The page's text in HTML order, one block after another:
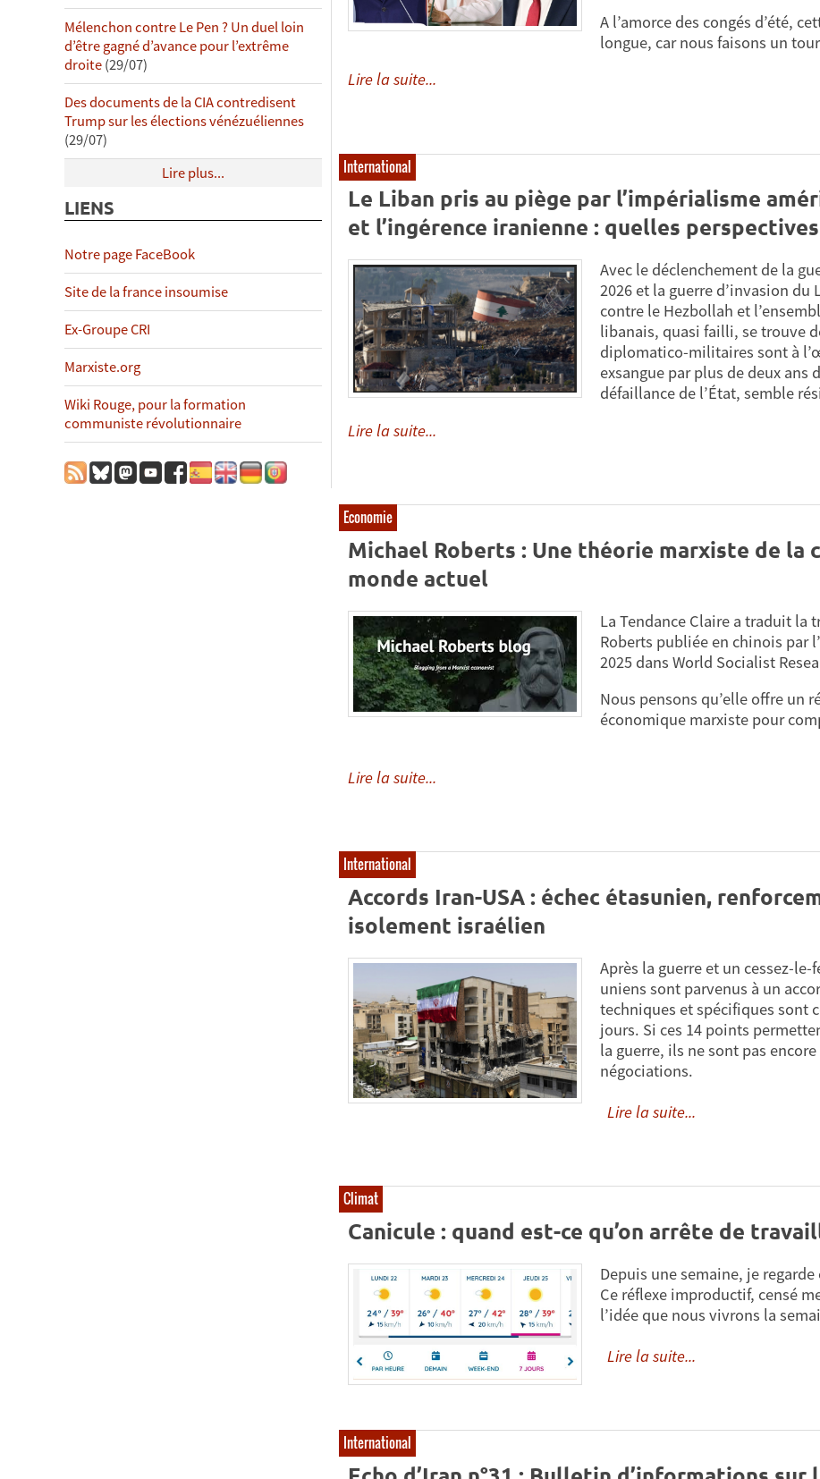
Mélenchon contre Le Pen ? Un duel loin
d’être gagné d’avance pour l’extrême
droite(29/07)
Des documents de la CIA contredisent
Trump sur les élections vénézuéliennes
(29/07)
Lire plus...
LIENS
Notre page FaceBook
Site de la france insoumise
Ex-Groupe CRI
Marxiste.org
Wiki Rouge, pour la formation
communiste révolutionnaire
A l’amorce des congés d’été,
longue, car nous faisons un
Lire la suite...
International
Le Liban pris au piège par l’impérialisme
et l’ingérence iranienne : quelles
Avec le déclenchement de la
2026 et la guerre d’invasion
contre le Hezbollah et
libanais, quasi failli, se trouve
diplomatico-militaires sont à
exsangue par plus de deux ans
défaillance de l’État, semble
Lire la suite...
Economie
Michael Roberts : Une théorie marxiste de la
monde actuel
La Tendance Claire a traduit la
Roberts publiée en chinois par
2025 dans World Socialist
Nous pensons qu’elle offre un
économique marxiste pour
Lire la suite...
International
Accords Iran-USA : échec étasunien,
isolement israélien
Après la guerre et un cessez-
uniens sont parvenus à un
techniques et spécifiques sont
jours. Si ces 14 points
la guerre, ils ne sont pas
négociations.
Lire la suite...
Climat
Canicule : quand est-ce qu’on arrête de
Depuis une semaine, je
Ce réflexe improductif, censé
l’idée que nous vivrons la
Lire la suite...
International